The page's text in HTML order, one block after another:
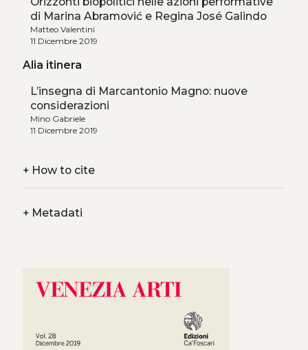
di Marina Abramović e Regina José Galindo
Matteo Valentini
11 Dicembre 2019
Alia itinera
L’insegna di Marcantonio Magno: nuove
considerazioni
Mino Gabriele
11 Dicembre 2019
+How to cite
+Metadati